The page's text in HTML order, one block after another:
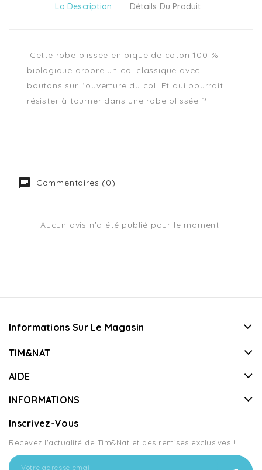
La Description Détails Du Produit
Cette robe plissée en piqué de coton 100 %
biologique arbore un col classique avec
boutons sur l’ouverture du col. Et qui pourrait
résister à tourner dans une robe plissée ?
Commentaires (0)
Aucun avis n'a été publié pour le moment.
Informations Sur Le Magasin
TIM&NAT
AIDE
INFORMATIONS
Inscrivez-Vous
Recevez l'actualité de Tim&Nat et des remises exclusives !